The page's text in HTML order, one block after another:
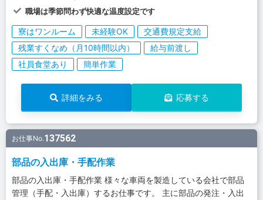
職場は季節問わず快適な温度設定です
寮はワンルーム 未経験OK
交通費規定支給
残業すくなめ（月10時間以内）
給与前渡し
社員食堂あり
簡単作業
詳細をみる 応募する
お仕事No.137562
部品の入出庫・手配作業
部品の入出庫・手配作業 様々な車両を製造している会社で部品
管理（手配・入出庫）するお仕事です。 主に部品の発注・入出